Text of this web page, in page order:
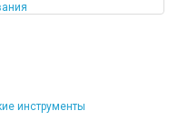
инструменты